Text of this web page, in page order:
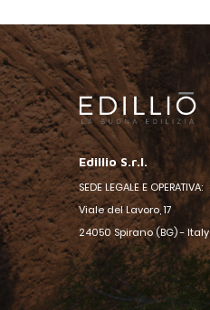
Edillio S.r.l.
SEDE LEGALE E OPERATIVA:
Viale del Lavoro, 17
24050 Spirano (BG) - Italy